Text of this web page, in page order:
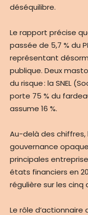
déséquilibre.
Le rapport précise
passée de 5,7 % du
représentant
publique. Deux
du risque : la SNEL
porte 75 % du
assume 16 %.
Au-delà des
gouvernance
principales
états financiers en
régulière sur les cinq
Le rôle d’actionnaire